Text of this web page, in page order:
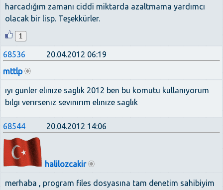
harcadığım zamanı ciddi miktarda azaltmama yardımcı
olacak bir lisp. Teşekkürler.
1
68536
20.04.2012 06:19
mttlp
ıyı gunler elınıze saglık 2012 ben bu komutu kullanıyorum
bılgı verırsenız sevınırım elınıze saglık
68544 20.04.2012 14:06
halilozcakir
merhaba , program files dosyasına tam denetim sahibiyim